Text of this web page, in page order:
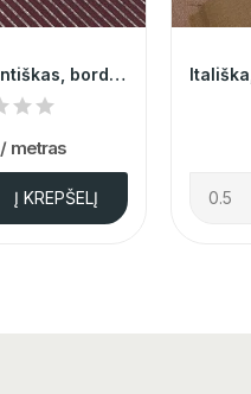
Itališkas, elegantiškas, bordo minkštas...
/ metras
Į KREPŠELĮ